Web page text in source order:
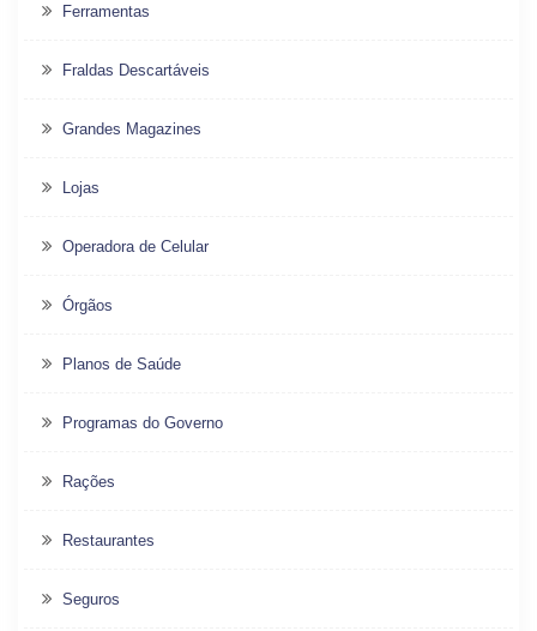
Ferramentas
Fraldas Descartáveis
Grandes Magazines
Lojas
Operadora de Celular
Órgãos
Planos de Saúde
Programas do Governo
Rações
Restaurantes
Seguros